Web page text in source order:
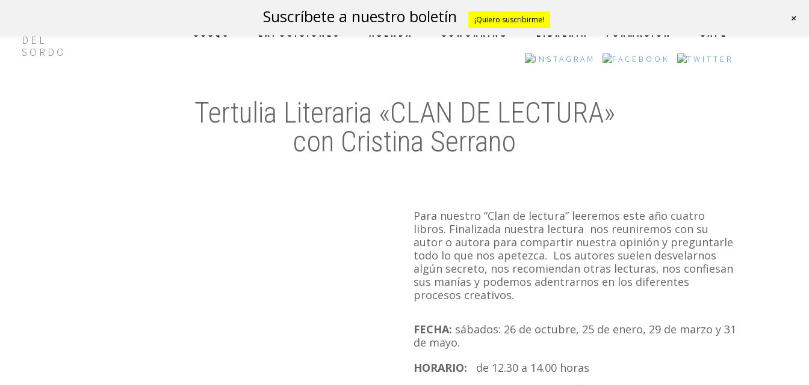
CCCQS EXPOSICIONES AGENDA COWORKING LIBRERÍA FORMACIÓN CAFÉ
Tertulia Literaria «CLAN DE LECTURA»
con Cristina Serrano
Para nuestro “Clan de lectura” leeremos este año cuatro
libros. Finalizada nuestra lectura nos reuniremos con su
autor o autora para compartir nuestra opinión y preguntarle
todo lo que nos apetezca. Los autores suelen desvelarnos
algún secreto, nos recomiendan otras lecturas, nos confiesan
sus manías y podemos adentrarnos en los diferentes
procesos creativos.
FECHA: sábados: 26 de octubre, 25 de enero, 29 de marzo y 31
de mayo.
HORARIO: de 12.30 a 14.00 horas
Suscríbete a nuestro boletín ¡Quiero suscribirme! +